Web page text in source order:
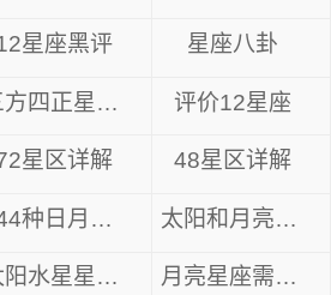
会带来一定状况的提升，许多
变得更加有动力。对于高校群
修的过程中避免出现三分钟热
试面试的过程中要保持心态的
星座黑评 星座八卦
三方四正星座分析 评价12星座
星区详解 48星区详解
144种日月星座 太阳和月亮星座
太阳水星星座组合 月亮星座需要什么